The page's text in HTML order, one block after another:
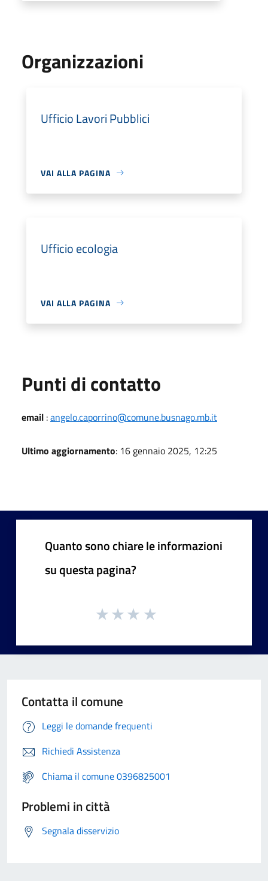
Organizzazioni
Ufficio Lavori Pubblici
VAI ALLA PAGINA
Ufficio ecologia
VAI ALLA PAGINA
Punti di contatto
email :angelo.caporrino@comune.busnago.mb.it
Ultimo aggiornamento: 16 gennaio 2025, 12:25
Quanto sono chiare le informazioni
su questa pagina?
Contatta il comune
Leggi le domande frequenti
Richiedi Assistenza
Chiama il comune 0396825001
Problemi in città
Segnala disservizio